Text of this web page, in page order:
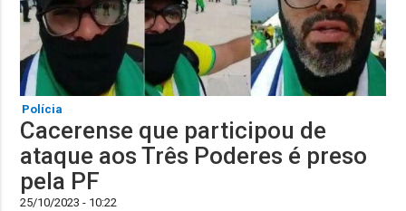
Polícia
Cacerense que participou de
ataque aos Três Poderes é preso
pela PF
25/10/2023 - 10:22